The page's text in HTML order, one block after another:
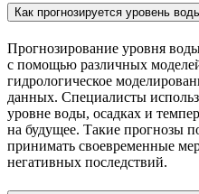
Как прогнозируется уровень
Прогнозирование уровня
с помощью различных
гидрологическое
данных. Специалисты
уровне воды, осадках и
на будущее. Такие прогнозы
принимать своевременные
негативных последствий.